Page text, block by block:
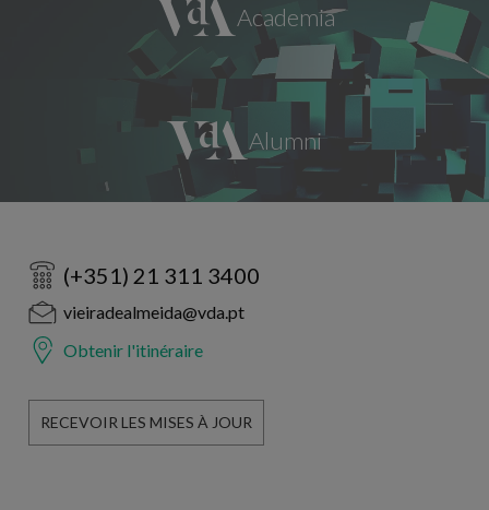
(+351) 21 311 3400
vieiradealmeida@vda.pt
Obtenir l'itinéraire
RECEVOIR LES MISES À JOUR